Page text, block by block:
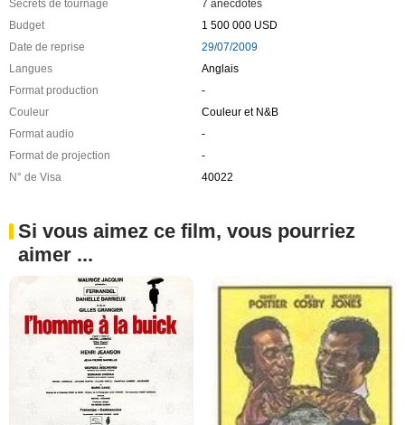
Secrets de tournage
7 anecdotes
Budget
1 500 000 USD
Date de reprise
29/07/2009
Langues
Anglais
Format production
-
Couleur
Couleur et N&B
Format audio
-
Format de projection
-
N° de Visa
40022
Si vous aimez ce film, vous pourriez
aimer ...